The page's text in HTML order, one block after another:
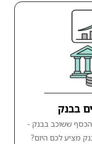
בבנק
ששוכב בבנק -
מציע לכם היום?